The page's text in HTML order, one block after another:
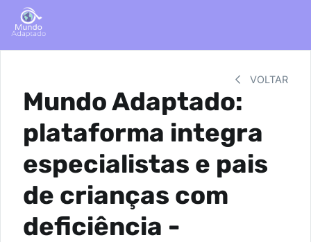
VOLTAR
Mundo Adaptado:
plataforma integra
especialistas e pais
de crianças com
deficiência -